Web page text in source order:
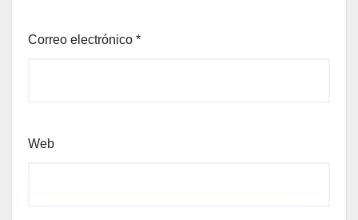
Correo electrónico *
Web